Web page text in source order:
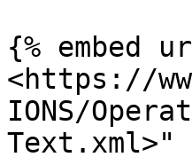
{% embed
<https://
IONS/